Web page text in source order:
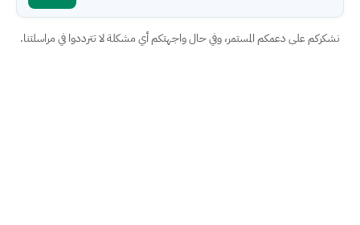
نشكركم على دعمكم المستمر، وفي حال واجهتكم أي مشكلة لا تترددوا في مراسلتنا.